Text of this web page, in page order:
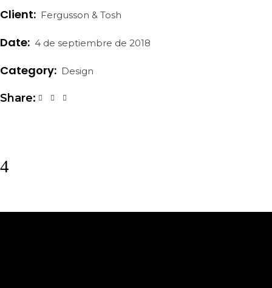
Client: Fergusson & Tosh
Date: 4 de septiembre de 2018
Category: Design
Share: